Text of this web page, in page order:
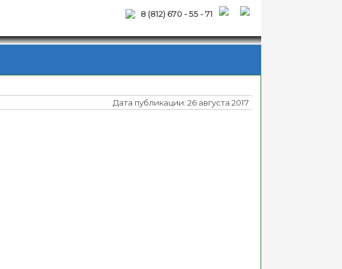
8 (812) 670 - 55 - 71
Дата публикации: 26 августа 2017